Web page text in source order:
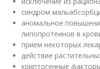
синдром
аномальное
липопротеинов в
прием некоторых
действие
криптогенные